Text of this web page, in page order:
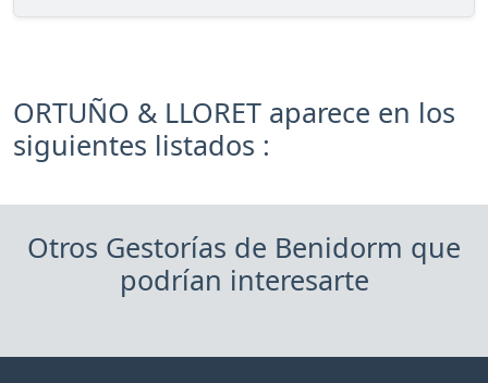
ORTUÑO & LLORET aparece en los
siguientes listados :
Otros Gestorías de Benidorm que
podrían interesarte